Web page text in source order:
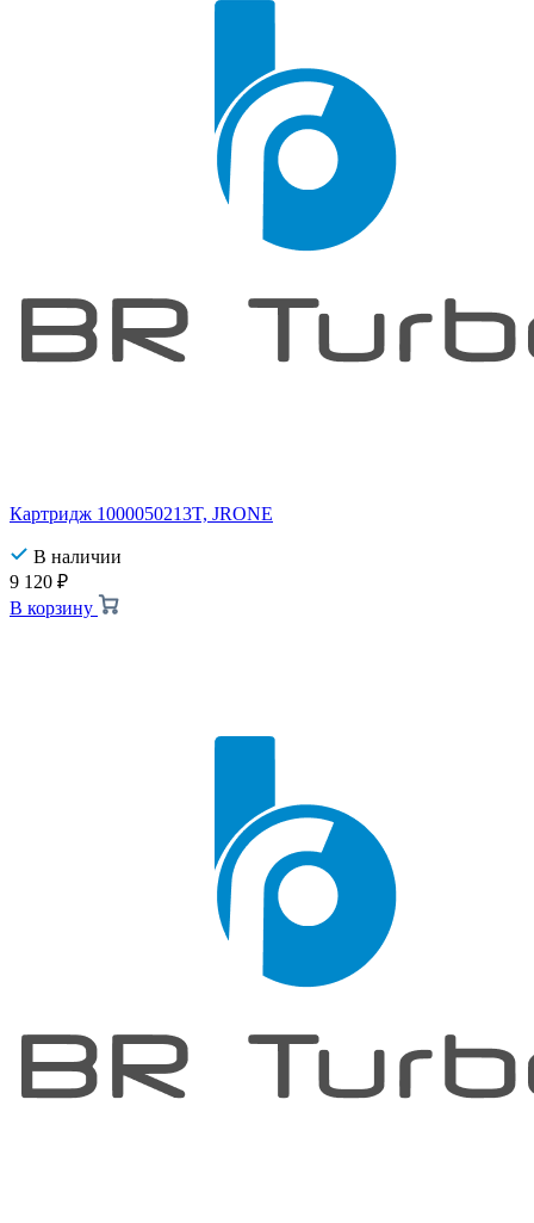
Картридж 1000050213T, JRONE
В наличии
9 120 ₽
В корзину